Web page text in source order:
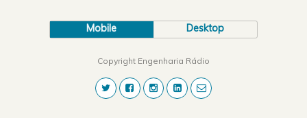
Mobile Desktop
Copyright Engenharia Rádio